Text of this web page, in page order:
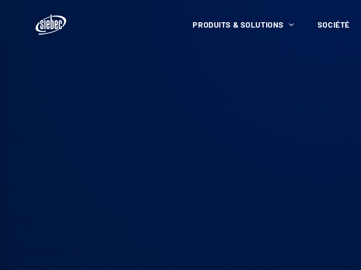
PRODUITS & SOLUTIONS SOCIÉTÉ